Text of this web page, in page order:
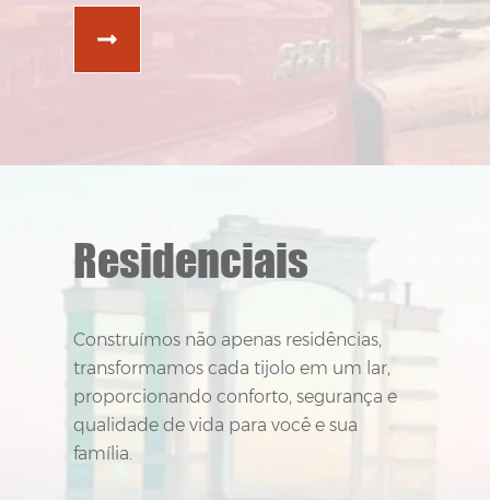
Residenciais
Construímos não apenas residências,
transformamos cada tijolo em um lar,
proporcionando conforto, segurança e
qualidade de vida para você e sua
família.
Residenciais
Construímos não apenas casas,
transformamos cada tijolo em um lar,
proporcionando conforto, segurança e
qualidade de vida para você e sua
família.